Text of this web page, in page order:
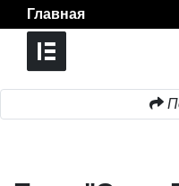
Главная